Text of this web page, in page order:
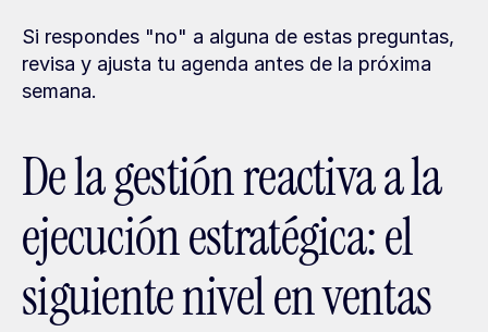
Si respondes "no" a alguna de estas preguntas,
revisa y ajusta tu agenda antes de la próxima
semana.
De la gestión reactiva a la
ejecución estratégica: el
siguiente nivel en ventas